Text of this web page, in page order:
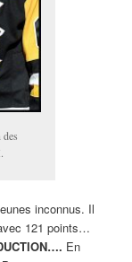
inconnus. Il
121 points…
En